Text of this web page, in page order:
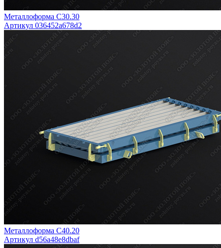
Металлоформа С30.30
Артикул 036452a678d2
Металлоформа С40.20
Артикул d56a48e8dbaf